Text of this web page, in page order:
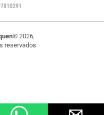
© 2026,
reservados